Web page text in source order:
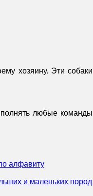
хозяину. Эти собаки
любые команды
алфавиту
и маленьких пород